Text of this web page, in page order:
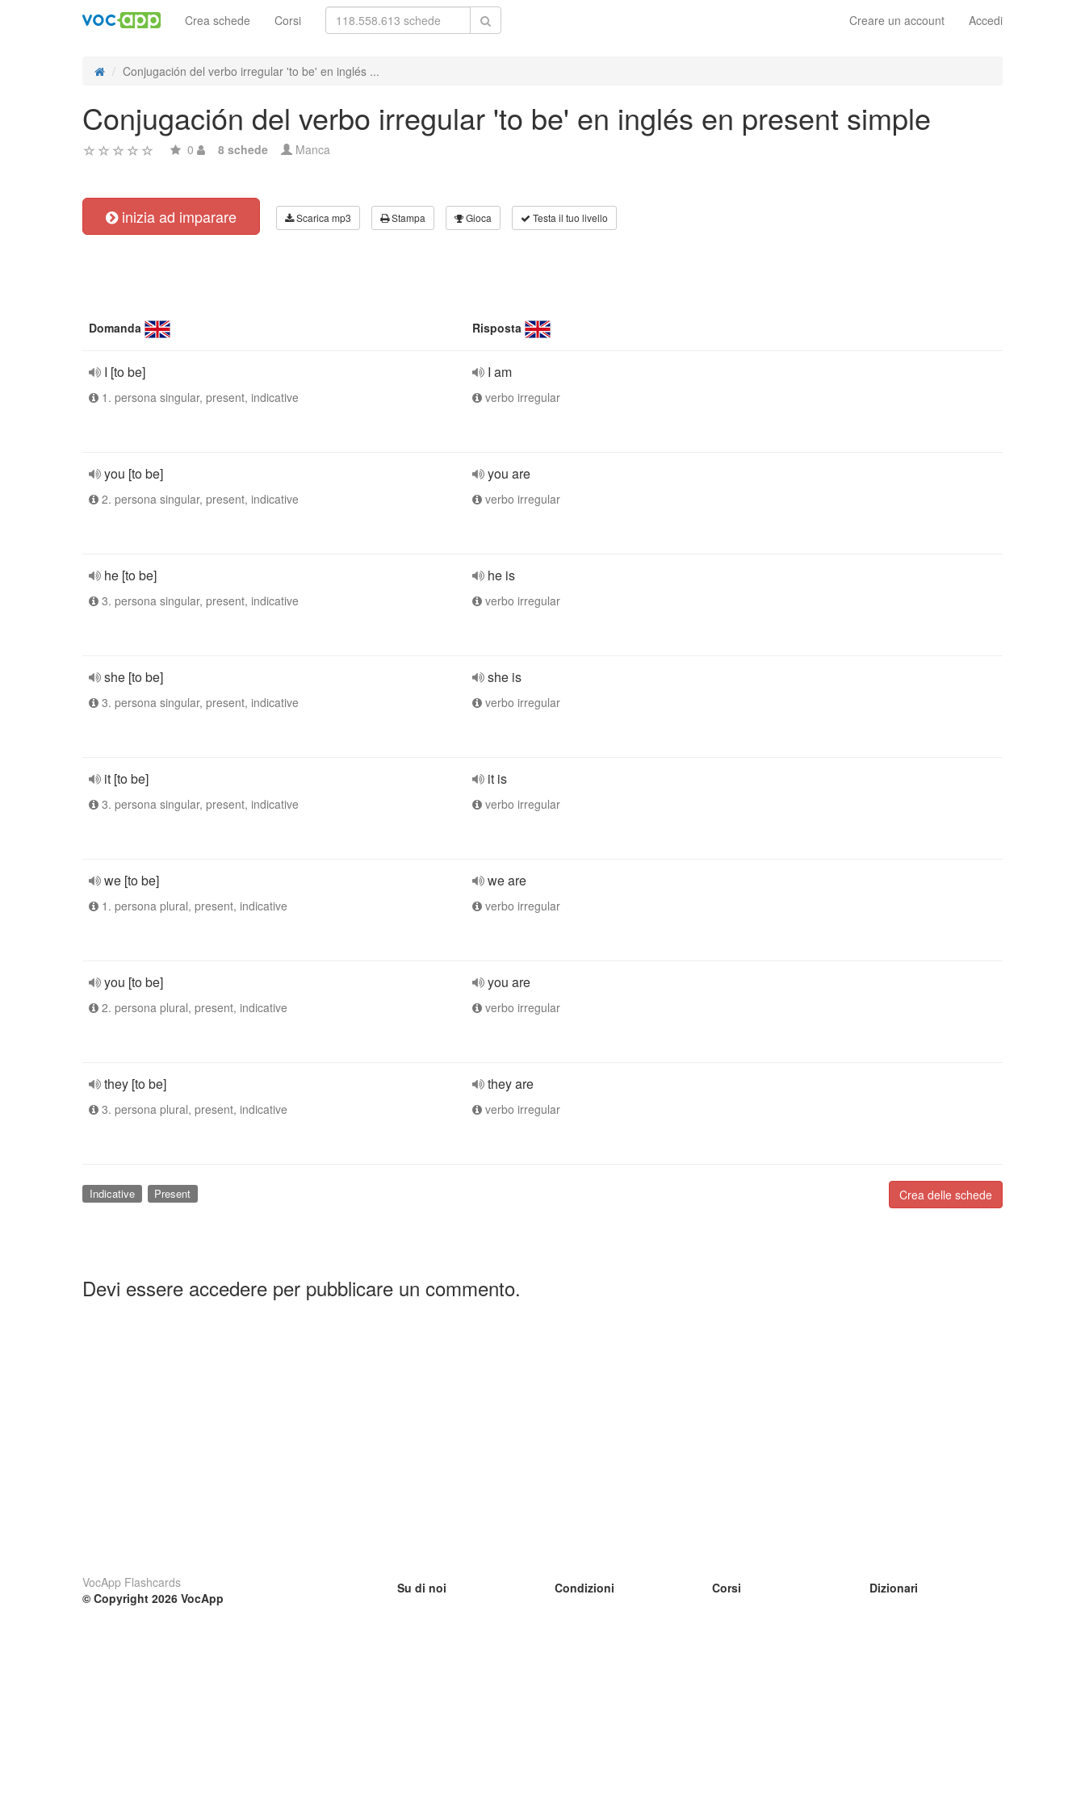
Creare un account Accedi
Crea schede Corsi
Conjugación del verbo irregular 'to be' en inglés ...
Conjugación del verbo irregular 'to be' en inglés en present simple
0 8 schede Manca
inizia ad imparare Scarica mp3 Stampa Gioca Testa il tuo livello
Domanda Risposta
I [to be]
1. persona singular, present, indicative
I am
verbo irregular
you [to be]
2. persona singular, present, indicative
you are
verbo irregular
he [to be]
3. persona singular, present, indicative
he is
verbo irregular
she [to be]
3. persona singular, present, indicative
she is
verbo irregular
it [to be]
3. persona singular, present, indicative
it is
verbo irregular
we [to be]
1. persona plural, present, indicative
we are
verbo irregular
you [to be]
2. persona plural, present, indicative
you are
verbo irregular
they [to be]
3. persona plural, present, indicative
they are
verbo irregular
Crea delle schede
Indicative Present
Devi essere accedere per pubblicare un commento.
VocApp Flashcards
© Copyright 2026 VocApp
Su di noi
Condizioni
Corsi
Dizionari